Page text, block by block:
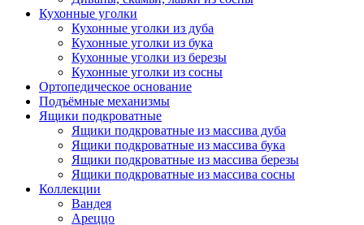
Кухонные уголки
Кухонные уголки из дуба
Кухонные уголки из бука
Кухонные уголки из березы
Кухонные уголки из сосны
Ортопедическое основание
Подъёмные механизмы
Ящики подкроватные
Ящики подкроватные из массива дуба
Ящики подкроватные из массива бука
Ящики подкроватные из массива березы
Ящики подкроватные из массива сосны
Коллекции
Вандея
Ареццо